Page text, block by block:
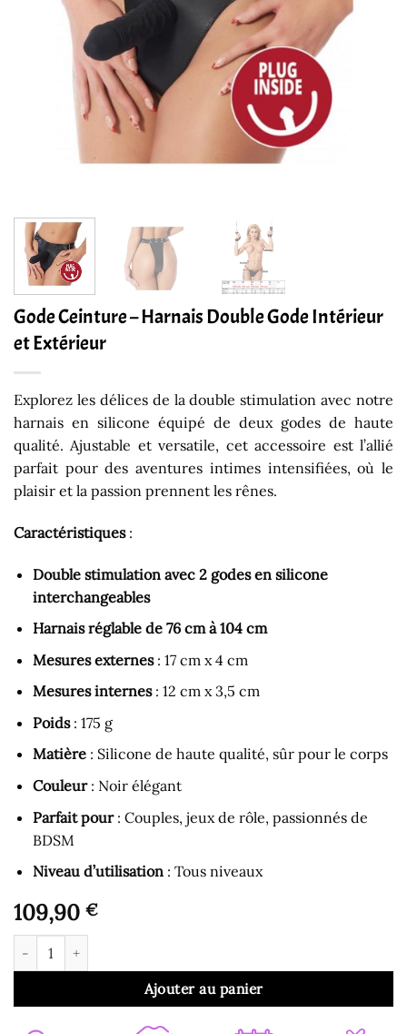
Gode Ceinture – Harnais Double Gode Intérieur
et Extérieur
Explorez les délices de la double stimulation avec notre
harnais en silicone équipé de deux godes de haute
qualité. Ajustable et versatile, cet accessoire est l’allié
parfait pour des aventures intimes intensifiées, où le
plaisir et la passion prennent les rênes.
Caractéristiques:
Double stimulation avec 2 godes en silicone
interchangeables
Harnais réglable de 76 cm à 104 cm
Mesures externes: 17 cm x 4 cm
Mesures internes: 12 cm x 3,5 cm
Poids: 175 g
Matière: Silicone de haute qualité, sûr pour le corps
Couleur: Noir élégant
Parfait pour: Couples, jeux de rôle, passionnés de
BDSM
Niveau d’utilisation: Tous niveaux
109,90 €
quantité de Gode Ceinture - Harnais Double Gode Intérieur et
Ajouter au panier